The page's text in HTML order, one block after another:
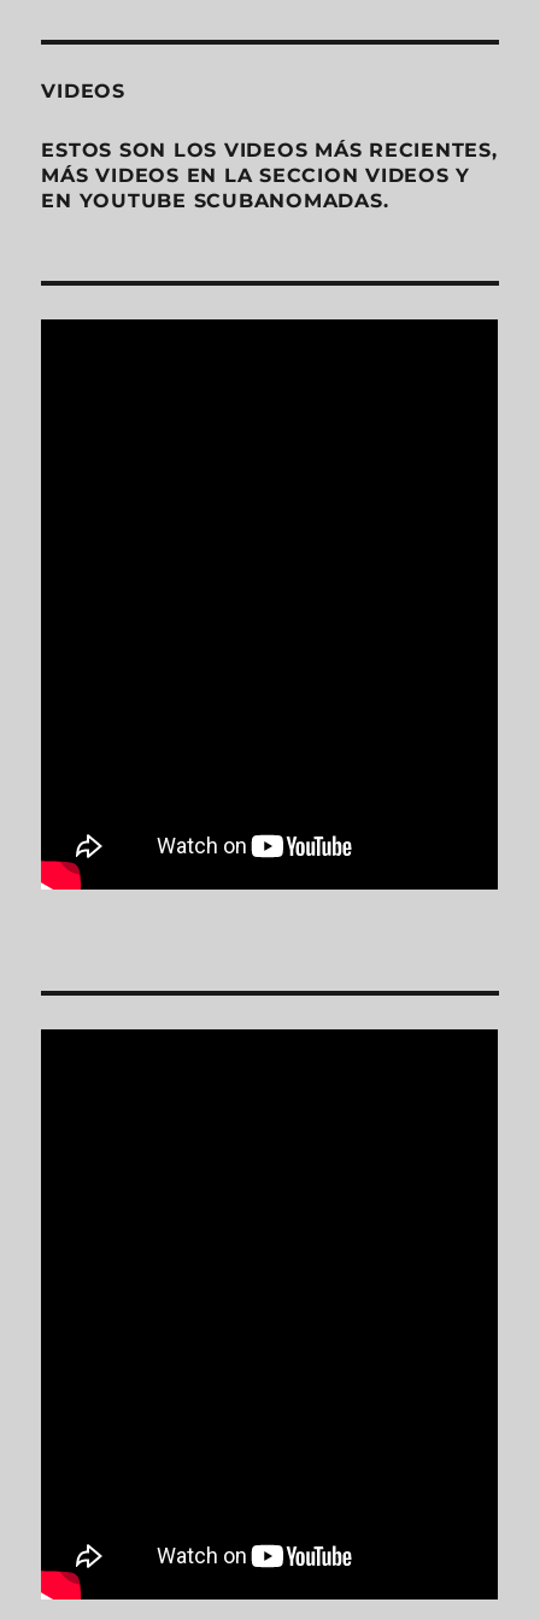
VIDEOS
ESTOS SON LOS VIDEOS MÁS RECIENTES,
MÁS VIDEOS EN LA SECCION VIDEOS Y
EN YOUTUBE SCUBANOMADAS.